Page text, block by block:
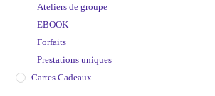
Ateliers de groupe
EBOOK
Forfaits
Prestations uniques
Cartes Cadeaux